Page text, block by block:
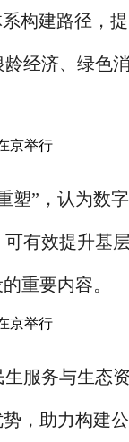
构建路径，
经济、绿色
塑”，认为数
有效提升基
重要内容。
服务与生态
，助力构建